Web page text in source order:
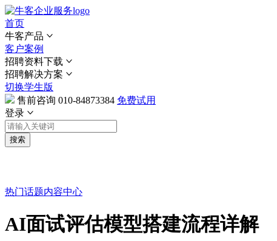
首页
牛客产品
客户案例
招聘资料下载
招聘解决方案
切换学生版
售前咨询 010-84873384 免费试用
登录
搜索
热门话题内容中心
AI面试评估模型搭建流程详解